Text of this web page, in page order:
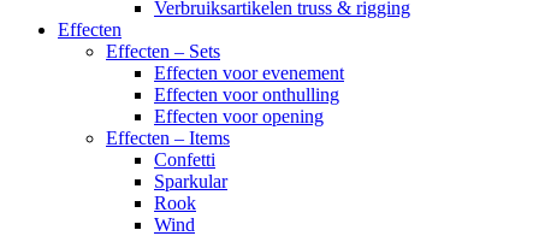
Verbruiksartikelen truss & rigging
Effecten
Effecten – Sets
Effecten voor evenement
Effecten voor onthulling
Effecten voor opening
Effecten – Items
Confetti
Sparkular
Rook
Wind